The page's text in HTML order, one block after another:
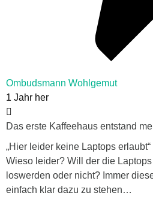
Ombudsmann Wohlgemut
1 Jahr her
Das erste Kaffeehaus entstand
„Hier leider keine Laptops erlaubt“
Wieso leider? Will der die
loswerden oder nicht? Immer
einfach klar dazu zu stehen…